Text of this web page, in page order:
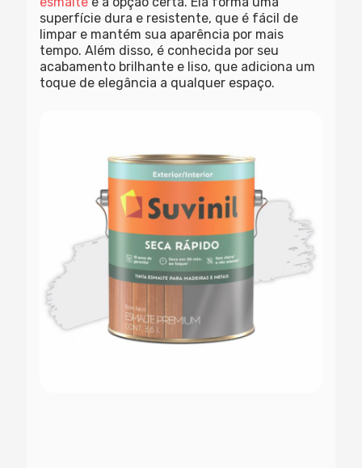
superfície dura e resistente, que é fácil de
limpar e mantém sua aparência por mais
tempo. Além disso, é conhecida por seu
acabamento brilhante e liso, que adiciona um
toque de elegância a qualquer espaço.